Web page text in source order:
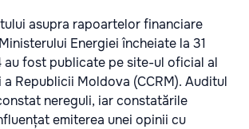
asupra rapoartelor financiare
Energiei încheiate la 31
au fost publicate pe site-ul oficial al
Republicii Moldova (CCRM). Auditul
nereguli, iar constatările
emiterea unei opinii cu